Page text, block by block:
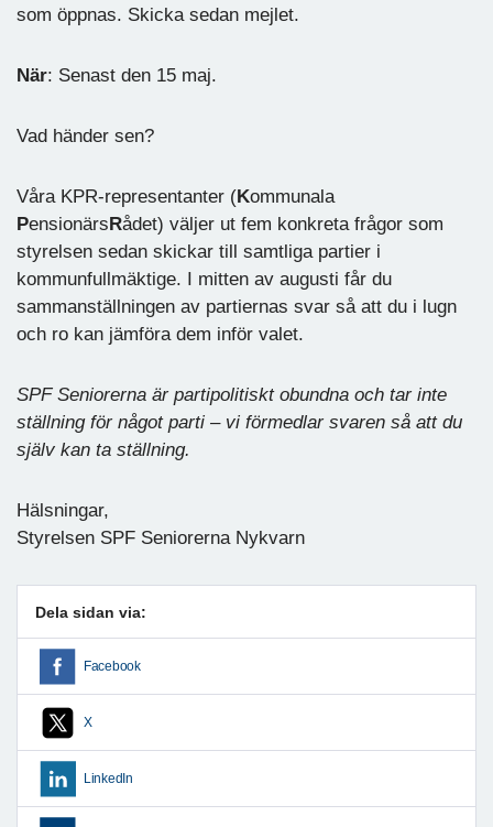
som öppnas. Skicka sedan mejlet.
När: Senast den 15 maj.
Vad händer sen?
Våra KPR-representanter (Kommunala
Pensionärs Rådet) väljer ut fem konkreta frågor som
styrelsen sedan skickar till samtliga partier i
kommunfullmäktige. I mitten av augusti får du
sammanställningen av partiernas svar så att du i lugn
och ro kan jämföra dem inför valet.
SPF Seniorerna är partipolitiskt obundna och tar inte
ställning för något parti – vi förmedlar svaren så att du
själv kan ta ställning.
Hälsningar,
Styrelsen SPF Seniorerna Nykvarn
Dela sidan via:
Facebook
X
LinkedIn